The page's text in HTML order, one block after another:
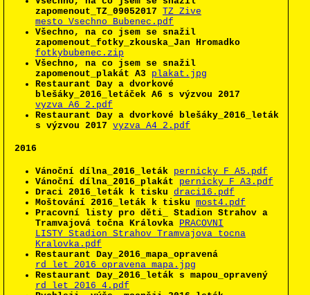
zapomenout_TZ_09052017 TZ_Zive
mesto_Vsechno_Bubenec.pdf
Všechno, na co jsem se snažil
zapomenout_fotky_zkouska_Jan Hromadko
fotkybubenec.zip
Všechno, na co jsem se snažil
zapomenout_plakát A3
plakat.jpg
Restaurant Day a dvorkové
blešáky_2016_letáček A6 s výzvou 2017
vyzva_A6_2.pdf
Restaurant Day a dvorkové blešáky_2016_leták
s výzvou 2017 vyzva_A4_2.pdf
2016
Vánoční dílna_2016_leták pernicky_F_A5.pdf
Vánoční dílna_2016_plakát
pernicky_F_A3.pdf
Draci 2016_leták k tisku draci16.pdf
Moštování 2016_leták k tisku most4.pdf
Pracovní listy pro děti_ Stadion Strahov a
Tramvajová točna Královka PRACOVNI
LISTY_Stadion Strahov_Tramvajova tocna
Kralovka.pdf
Restaurant Day_2016_mapa_opravená
rd_let_2016_opravena mapa.jpg
Restaurant Day_2016_leták s mapou_opravený
rd_let_2016_4.pdf